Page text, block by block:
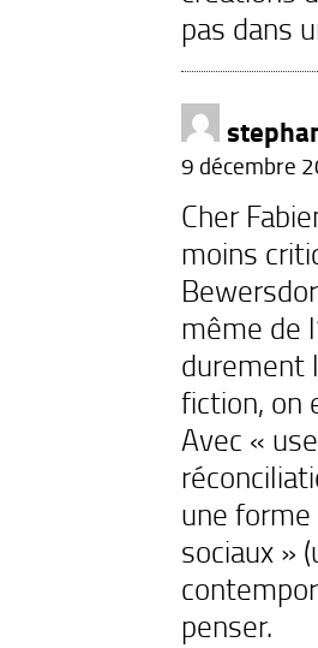
pas dans
9 décembre
Cher
moins
même de
durement
fiction, on
Avec «
une forme
sociaux »
penser.